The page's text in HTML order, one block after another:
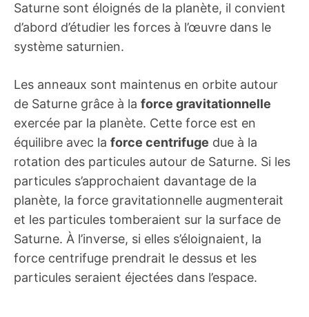
Saturne sont éloignés de la planète, il convient
d’abord d’étudier les forces à l’œuvre dans le
système saturnien.
Les anneaux sont maintenus en orbite autour
de Saturne grâce à la force gravitationnelle
exercée par la planète. Cette force est en
équilibre avec la force centrifuge due à la
rotation des particules autour de Saturne. Si les
particules s’approchaient davantage de la
planète, la force gravitationnelle augmenterait
et les particules tomberaient sur la surface de
Saturne. À l’inverse, si elles s’éloignaient, la
force centrifuge prendrait le dessus et les
particules seraient éjectées dans l’espace.